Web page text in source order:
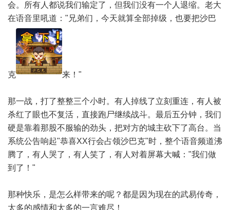
会。所有人都说我们输定了，但我们没有一个人退缩。老大
在语音里吼道："兄弟们，今天就算全部掉级，也要把沙巴
克 来！"
那一战，打了整整三个小时。有人掉线了立刻重连，有人被
杀红了眼也不复活，直接跑尸继续战斗。最后五分钟，我们
硬是靠着那股不服输的劲头，把对方的城主砍下了高台。当
系统公告响起"恭喜XX行会占领沙巴克"时，整个语音频道沸
腾了，有人哭了，有人笑了，有人对着屏幕大喊："我们做
到了！"
那种快乐，是怎么样带来的呢？都是因为现在的武易传奇，
太多的感情和太多的一言难尽！